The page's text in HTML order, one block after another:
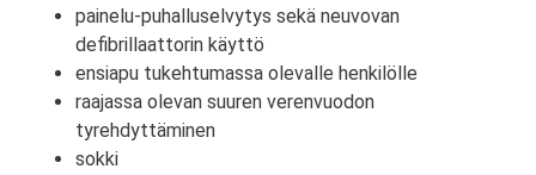
painelu-puhalluselvytys sekä neuvovan
defibrillaattorin käyttö
ensiapu tukehtumassa olevalle henkilölle
raajassa olevan suuren verenvuodon
tyrehdyttäminen
sokki